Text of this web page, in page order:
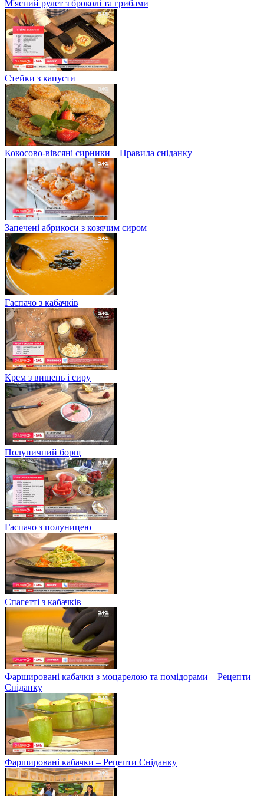
М'ясний рулет з броколі та грибами
Стейки з капусти
Кокосово-вівсяні сирники – Правила сніданку
Запечені абрикоси з козячим сиром
Гаспачо з кабачків
Крем з вишень і сиру
Полуничний борщ
Гаспачо з полуницею
Спагетті з кабачків
Фаршировані кабачки з моцарелою та помідорами – Рецепти
Сніданку
Фаршировані кабачки – Рецепти Сніданку